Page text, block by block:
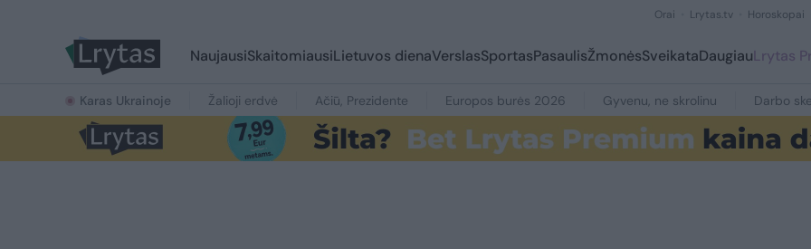
Orai Lrytas.tv Horoskopai
NaujausiSkaitomiausiLietuvos dienaVerslasSportasPasaulisŽmonėsSveikataDaugiauLrytas
Karas Ukrainoje Žalioji erdvė Ačiū, Prezidente Europos burės 2026 Gyvenu, ne skrolinu Darbo